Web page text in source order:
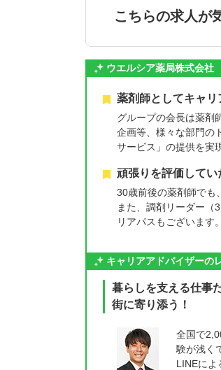
こちらの求人が
ウエルシア薬局株式会
薬剤師としてキャリ
グループの会長は薬剤
企画等、様々な部門の
サービス」の提供を実
頑張りを評価してい
30歳前後の薬剤師でも
また、調剤リーダー（
リアパスもございます。
キャリアアドバイザーの
暮らしを支える仕事
街に寄り添う！
全国で
験が浅く
LINEによ